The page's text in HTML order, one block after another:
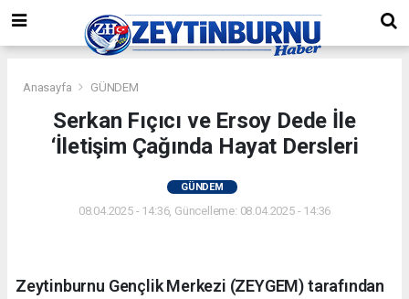
Anasayfa GÜNDEM
Serkan Fıçıcı ve Ersoy Dede İle
‘İletişim Çağında Hayat Dersleri
GÜNDEM
08.04.2025 - 14:36, Güncelleme: 08.04.2025 - 14:36
Zeytinburnu Gençlik Merkezi (ZEYGEM) tarafından